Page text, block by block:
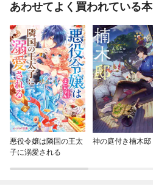
あわせてよく買われている本
悪役令嬢は隣国の王太
子に溺愛される
神の庭付き楠木邸